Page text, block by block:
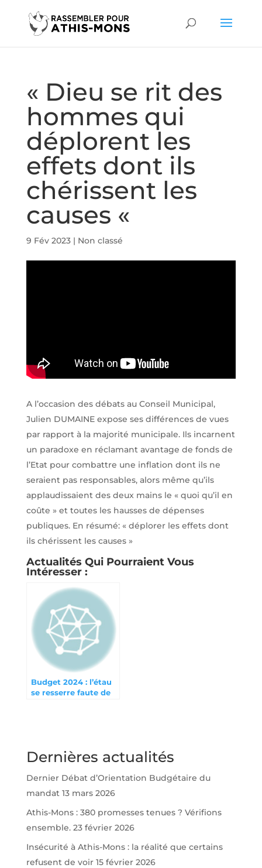
« Dieu se rit des
hommes qui
déplorent les
effets dont ils
chérissent les
causes «
9 Fév 2023| Non classé
A l’occasion des débats au Conseil Municipal,
Julien DUMAINE expose ses différences de vues
par rapport à la majorité municipale. Ils incarnent
un paradoxe en réclamant avantage de fonds de
l’Etat pour combattre une inflation dont ils ne
seraient pas responsables, alors même qu’ils
applaudissaient des deux mains le « quoi qu’il en
coûte » et toutes les hausses de dépenses
publiques. En résumé: « déplorer les effets dont
ils chérissent les causes »
Actualités Qui Pourraient Vous
Intéresser :
Budget 2024 : l’étau
se resserre faute de
Dernières actualités
Dernier Débat d’Orientation Budgétaire du
mandat 13 mars 2026
Athis-Mons : 380 promesses tenues ? Vérifions
ensemble. 23 février 2026
Insécurité à Athis-Mons : la réalité que certains
refusent de voir 15 février 2026